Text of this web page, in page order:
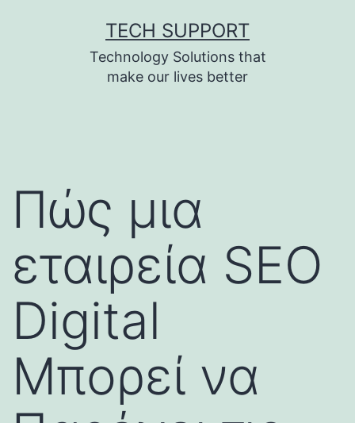
TECH SUPPORT
Technology Solutions that
make our lives better
Πώς μια
εταιρεία SEO
Digital
Μπορεί να